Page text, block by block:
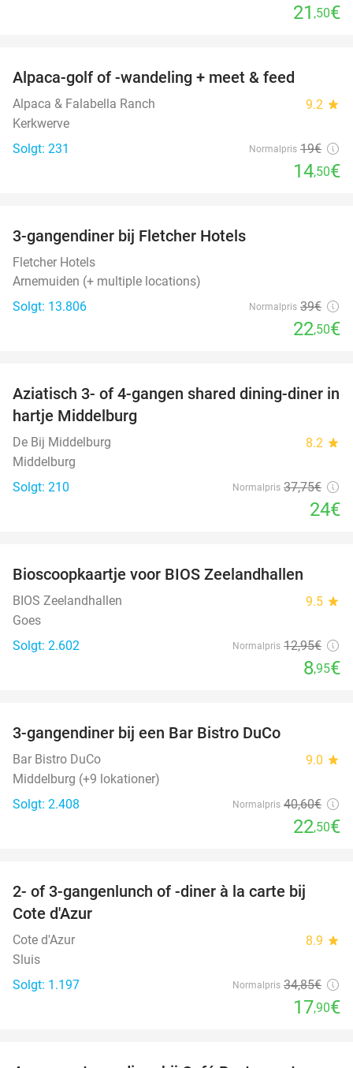
21 ,50€
Alpaca-golf of -wandeling + meet & feed
Alpaca & Falabella Ranch 9.2 star
Kerkwerve
Solgt: 231
Normalpris 19€
14,50€
3-gangendiner bij Fletcher Hotels
Fletcher Hotels
Arnemuiden (+ multiple locations)
Solgt: 13.806
Normalpris 39€
22,50€
36%
Aziatisch 3- of 4-gangen shared dining-diner in
hartje Middelburg
De Bij Middelburg 8.2 star
Middelburg
Solgt: 210
Normalpris 37,75€
24€
Bioscoopkaartje voor BIOS Zeelandhallen
BIOS Zeelandhallen 9.5 star
Goes
Solgt: 2.602
Normalpris 12,95€
8,95€
3-gangendiner bij een Bar Bistro DuCo
Bar Bistro DuCo 9.0 star
Middelburg (+9 lokationer)
Solgt: 2.408
Normalpris 40,60€
22,50€
49%
2- of 3-gangenlunch of -diner à la carte bij
Cote d'Azur
Cote d'Azur 8.9 star
Sluis
Solgt: 1.197
Normalpris 34,85€
17,90€